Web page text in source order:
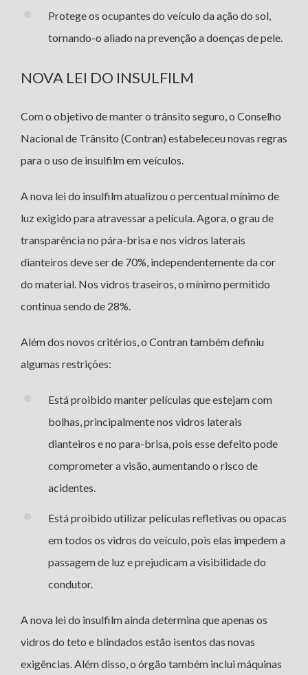
Protege os ocupantes do veículo da ação do sol,
tornando-o aliado na prevenção a doenças de pele.
NOVA LEI DO INSULFILM
Com o objetivo de manter o trânsito seguro, o Conselho
Nacional de Trânsito (Contran) estabeleceu novas regras
para o uso de insulfilm em veículos.
A nova lei do insulfilm atualizou o percentual mínimo de
luz exigido para atravessar a película. Agora, o grau de
transparência no pára-brisa e nos vidros laterais
dianteiros deve ser de 70%, independentemente da cor
do material. Nos vidros traseiros, o mínimo permitido
continua sendo de 28%.
Além dos novos critérios, o Contran também definiu
algumas restrições:
Está proibido manter películas que estejam com
bolhas, principalmente nos vidros laterais
dianteiros e no para-brisa, pois esse defeito pode
comprometer a visão, aumentando o risco de
acidentes.
Está proibido utilizar películas refletivas ou opacas
em todos os vidros do veículo, pois elas impedem a
passagem de luz e prejudicam a visibilidade do
condutor.
A nova lei do insulfilm ainda determina que apenas os
vidros do teto e blindados estão isentos das novas
exigências. Além disso, o órgão também inclui máquinas